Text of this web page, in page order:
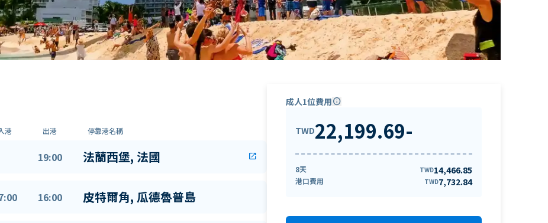
港 出港 停靠港名稱
19:00 法蘭西堡, 法國 open_in_new
16:00 皮特爾角, 瓜德魯普島
成人1位費用info
TWD22,199.69-
8天 TWD14,466.85
港口費用 TWD7,732.84